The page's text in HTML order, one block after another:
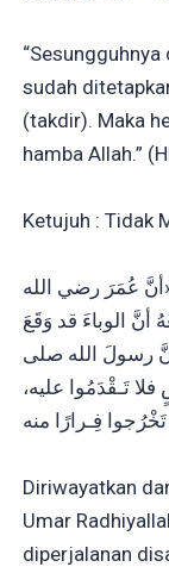
sudah
(takdir). Maka
hamba Allah.”
Ketujuh : Tidak
عُمَرَ رضي الله
أنَّ الوباءَ قد وَقَعَ
رسولَ الله صلى
تَـقْدَمُوا عليه،
Diriwayatkan
Umar
diperjalanan